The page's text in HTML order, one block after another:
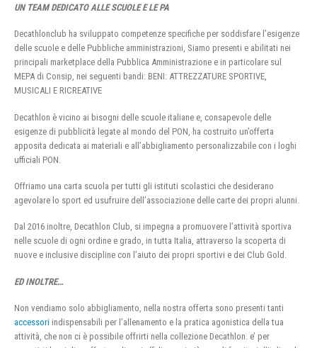
UN TEAM DEDICATO ALLE SCUOLE E LE PA
Decathlonclub ha sviluppato competenze specifiche per soddisfare l’esigenze
delle scuole e delle Pubbliche amministrazioni, Siamo presenti e abilitati nei
principali marketplace della Pubblica Amministrazione e in particolare sul
MEPA di Consip, nei seguenti bandi: BENI: ATTREZZATURE SPORTIVE,
MUSICALI E RICREATIVE
Decathlon è vicino ai bisogni delle scuole italiane e, consapevole delle
esigenze di pubblicità legate al mondo del PON, ha costruito un’offerta
apposita dedicata ai materiali e all’abbigliamento personalizzabile con i loghi
ufficiali PON.
Offriamo una carta scuola per tutti gli istituti scolastici che desiderano
agevolare lo sport ed usufruire dell’associazione delle carte dei propri alunni.
Dal 2016 inoltre, Decathlon Club, si impegna a promuovere l’attività sportiva
nelle scuole di ogni ordine e grado, in tutta Italia, attraverso la scoperta di
nuove e inclusive discipline con l’aiuto dei propri sportivi e dei Club Gold.
ED INOLTRE…
Non vendiamo solo abbigliamento, nella nostra offerta sono presenti tanti
accessori indispensabili per l’allenamento e la pratica agonistica della tua
attività, che non ci è possibile offrirti nella collezione Decathlon. e’ per